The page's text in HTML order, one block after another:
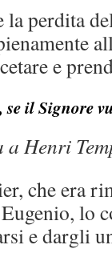
la perdita
e
se il Signore
a Henri
che era
lo
e dargli